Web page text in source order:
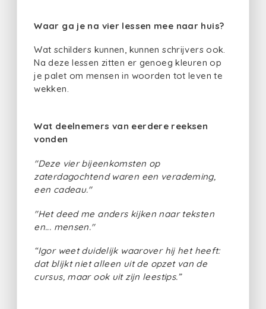
Waar ga je na vier lessen mee naar huis?
Wat schilders kunnen, kunnen schrijvers ook.
Na deze lessen zitten er genoeg kleuren op
je palet om mensen in woorden tot leven te
wekken.
Wat deelnemers van eerdere reeksen
vonden
"Deze vier bijeenkomsten op
zaterdagochtend waren een verademing,
een cadeau."
"Het deed me anders kijken naar teksten
en... mensen."
“Igor weet duidelijk waarover hij het heeft:
dat blijkt niet alleen uit de opzet van de
cursus, maar ook uit zijn leestips.”